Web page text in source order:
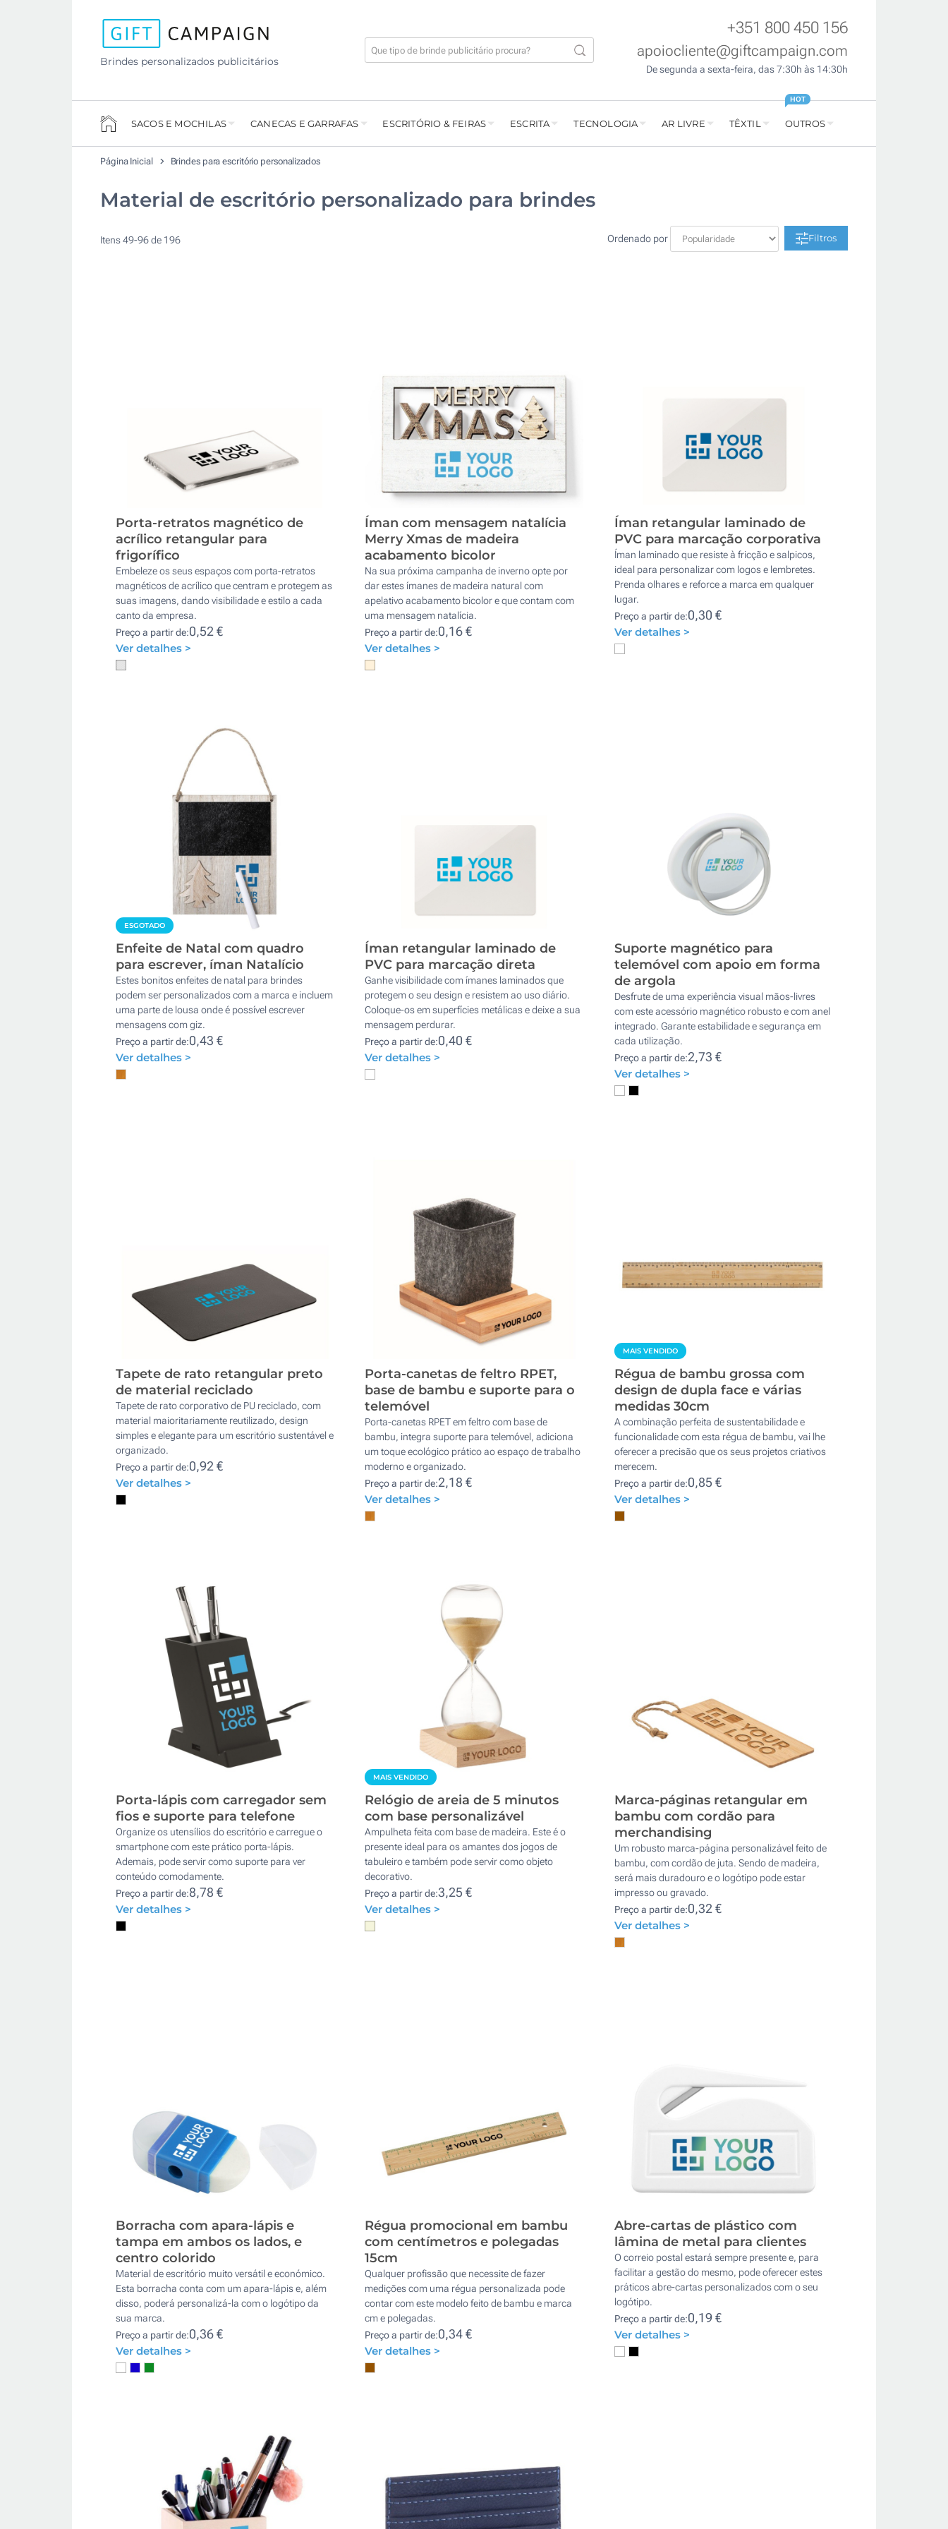
Brindes personalizados publicitários
+351 800 450 156
apoiocliente@giftcampaign.com
De segunda a sexta-feira, das 7:30h às 14:30h
SACOS E MOCHILAS CANECAS E GARRAFAS ESCRITÓRIO & FEIRAS ESCRITA TECNOLOGIA AR LIVRE TÊXTIL OUTROS
HOT
Página Inicial Brindes para escritório personalizados
Material de escritório personalizado para brindes
Itens49-96de 196 Ordenado por Filtros
Porta-retratos magnético de
acrílico retangular para
frigorífico
Embeleze os seus espaços com porta-retratos
magnéticos de acrílico que centram e protegem as
suas imagens, dando visibilidade e estilo a cada
canto da empresa.
Preço a partir de:0,52 €
Ver detalhes >
Íman com mensagem natalícia
Merry Xmas de madeira
acabamento bicolor
Na sua próxima campanha de inverno opte por
dar estes ímanes de madeira natural com
apelativo acabamento bicolor e que contam com
uma mensagem natalícia.
Preço a partir de:0,16 €
Ver detalhes >
Íman retangular laminado de
PVC para marcação corporativa
Íman laminado que resiste à fricção e salpicos,
ideal para personalizar com logos e lembretes.
Prenda olhares e reforce a marca em qualquer
lugar.
Preço a partir de:0,30 €
Ver detalhes >
ESGOTADO
Enfeite de Natal com quadro
para escrever, íman Natalício
Estes bonitos enfeites de natal para brindes
podem ser personalizados com a marca e incluem
uma parte de lousa onde é possível escrever
mensagens com giz.
Preço a partir de:0,43 €
Ver detalhes >
Íman retangular laminado de
PVC para marcação direta
Ganhe visibilidade com ímanes laminados que
protegem o seu design e resistem ao uso diário.
Coloque-os em superfícies metálicas e deixe a sua
mensagem perdurar.
Preço a partir de:0,40 €
Ver detalhes >
Suporte magnético para
telemóvel com apoio em forma
de argola
Desfrute de uma experiência visual mãos-livres
com este acessório magnético robusto e com anel
integrado. Garante estabilidade e segurança em
cada utilização.
Preço a partir de:2,73 €
Ver detalhes >
Tapete de rato retangular preto
de material reciclado
Tapete de rato corporativo de PU reciclado, com
material maioritariamente reutilizado, design
simples e elegante para um escritório sustentável e
organizado.
Preço a partir de:0,92 €
Ver detalhes >
Porta-canetas de feltro RPET,
base de bambu e suporte para o
telemóvel
Porta-canetas RPET em feltro com base de
bambu, integra suporte para telemóvel, adiciona
um toque ecológico prático ao espaço de trabalho
moderno e organizado.
Preço a partir de:2,18 €
Ver detalhes >
MAIS VENDIDO
Régua de bambu grossa com
design de dupla face e várias
medidas 30cm
A combinação perfeita de sustentabilidade e
funcionalidade com esta régua de bambu, vai lhe
oferecer a precisão que os seus projetos criativos
merecem.
Preço a partir de:0,85 €
Ver detalhes >
Porta-lápis com carregador sem
fios e suporte para telefone
Organize os utensílios do escritório e carregue o
smartphone com este prático porta-lápis.
Ademais, pode servir como suporte para ver
conteúdo comodamente.
Preço a partir de:8,78 €
Ver detalhes >
MAIS VENDIDO
Relógio de areia de 5 minutos
com base personalizável
Ampulheta feita com base de madeira. Este é o
presente ideal para os amantes dos jogos de
tabuleiro e também pode servir como objeto
decorativo.
Preço a partir de:3,25 €
Ver detalhes >
Marca-páginas retangular em
bambu com cordão para
merchandising
Um robusto marca-página personalizável feito de
bambu, com cordão de juta. Sendo de madeira,
será mais duradouro e o logótipo pode estar
impresso ou gravado.
Preço a partir de:0,32 €
Ver detalhes >
Borracha com apara-lápis e
tampa em ambos os lados, e
centro colorido
Material de escritório muito versátil e económico.
Esta borracha conta com um apara-lápis e, além
disso, poderá personalizá-la com o logótipo da
sua marca.
Preço a partir de:0,36 €
Ver detalhes >
Régua promocional em bambu
com centímetros e polegadas
15cm
Qualquer profissão que necessite de fazer
medições com uma régua personalizada pode
contar com este modelo feito de bambu e marca
cm e polegadas.
Preço a partir de:0,34 €
Ver detalhes >
Abre-cartas de plástico com
lâmina de metal para clientes
O correio postal estará sempre presente e, para
facilitar a gestão do mesmo, pode oferecer estes
práticos abre-cartas personalizados com o seu
logótipo.
Preço a partir de:0,19 €
Ver detalhes >